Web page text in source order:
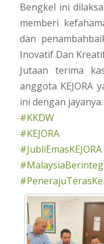
Bengkel ini
memberi
dan
Inovatif Dan
Jutaan terima
anggota KEJORA
ini dengan jayanya.
#KKDW
#KEJORA
#JubliEmasKEJORA